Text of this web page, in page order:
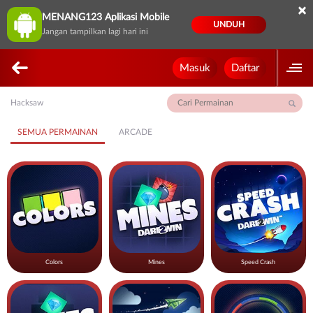
MENANG123 Aplikasi Mobile
Jangan tampilkan lagi hari ini
UNDUH
×
Masuk Daftar
Hacksaw
SEMUA PERMAINAN ARCADE
Colors Mines Speed Crash